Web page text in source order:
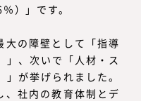
）」です。
大の障壁として「指導
、次いで「人材・ス
が挙げられました。
、社内の教育体制とデ